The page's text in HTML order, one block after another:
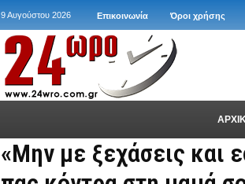
9 Αυγούστου 2026 Επικοινωνία Όροι χρήσης
«Μην με ξεχάσεις και